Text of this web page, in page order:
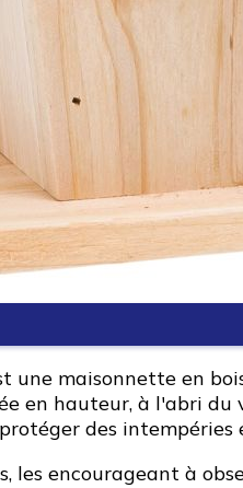
une maisonnette en
en hauteur, à l'abri
des
les encourageant à